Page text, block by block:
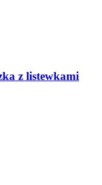
z listewkami